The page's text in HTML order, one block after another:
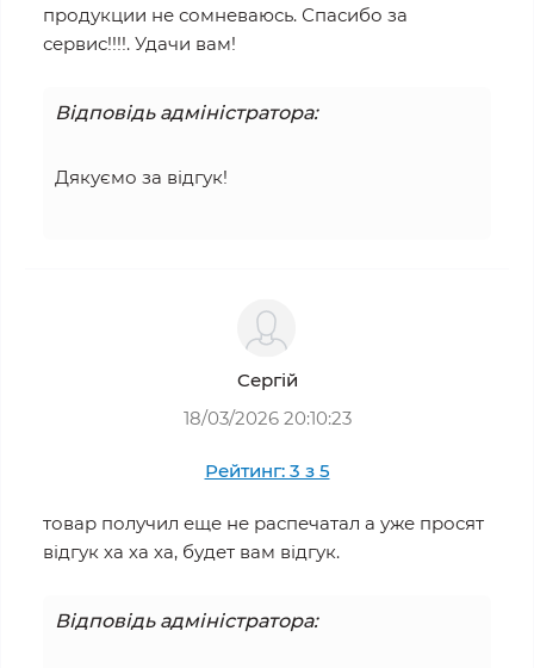
продукции не сомневаюсь. Спасибо за
сервис!!!!. Удачи вам!
Відповідь адміністратора:
Дякуємо за відгук!
Cергій
18/03/2026 20:10:23
Рейтинг: 3 з 5
товар получил еще не распечатал а уже просят
відгук ха ха ха, будет вам відгук.
Відповідь адміністратора: